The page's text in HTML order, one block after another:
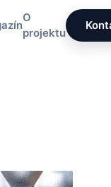
O
projektu